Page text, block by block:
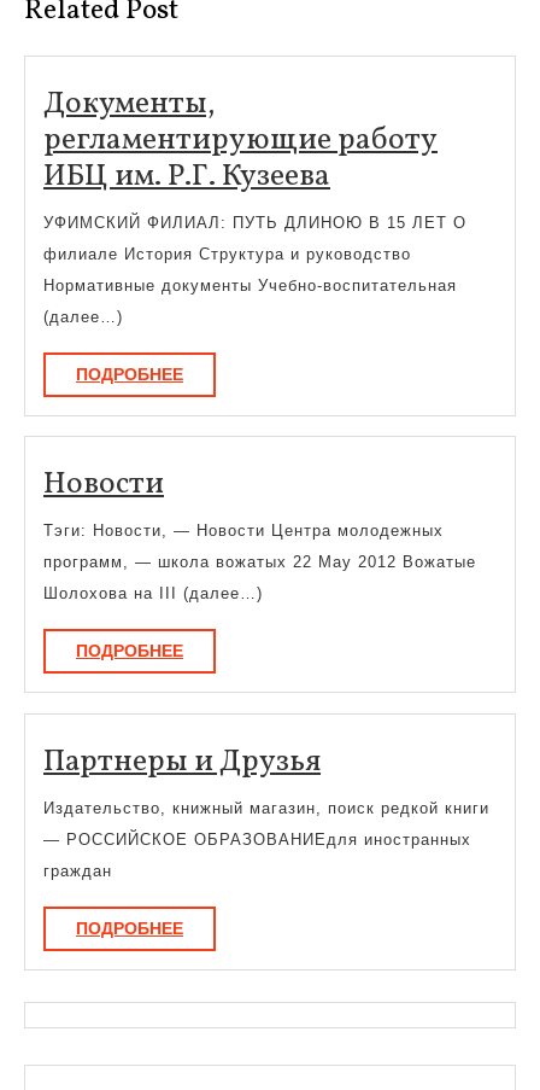
Related Post
Документы,
регламентирующие работу
ИБЦ им. Р.Г. КузееваДокументы,
работу
ИБЦ
УФИМСКИЙ ФИЛИАЛ: ПУТЬ ДЛИНОЮ В 15 ЛЕТ О
филиале История Структура и руководство
Нормативные документы Учебно-воспитательная
(далее…)
ПОДРОБНЕЕПОДРОБНЕЕ
НовостиНовости
Тэги: Новости, — Новости Центра молодежных
программ, — школа вожатых 22 May 2012 Вожатые
Шолохова на III (далее…)
ПОДРОБНЕЕПОДРОБНЕЕ
Партнеры и ДрузьяПартнеры
и
Друзья
Издательство, книжный магазин, поиск редкой книги
— РОССИЙСКОЕ ОБРАЗОВАНИЕдля иностранных
граждан
ПОДРОБНЕЕПОДРОБНЕЕ